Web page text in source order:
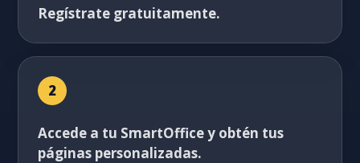
Regístrate gratuitamente.
2
Accede a tu SmartOffice y obtén tus
páginas personalizadas.